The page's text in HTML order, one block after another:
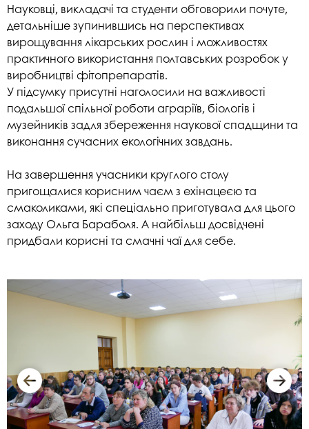
Науковці, викладачі та студенти обговорили почуте,
детальніше зупинившись на перспективах
вирощування лікарських рослин і можливостях
практичного використання полтавських розробок у
виробництві фітопрепаратів.
У підсумку присутні наголосили на важливості
подальшої спільної роботи аграріїв, біологів і
музейників задля збереження наукової спадщини та
виконання сучасних екологічних завдань.
На завершення учасники круглого столу
пригощалися корисним чаєм з ехінацеєю та
смаколиками, які спеціально приготувала для цього
заходу Ольга Бараболя. А найбільш досвідчені
придбали корисні та смачні чаї для себе.